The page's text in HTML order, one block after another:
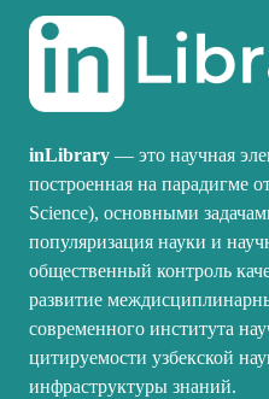
inLibrary — это научная
построенная на парадигме
Science), основными
популяризация науки и
общественный контроль
развитие
современного института
цитируемости узбекской
инфраструктуры знаний.